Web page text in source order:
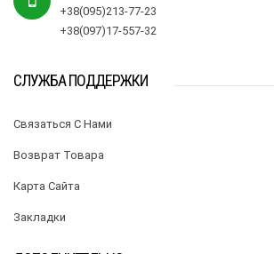
+38(095)213-77-23
+38(097)17-557-32
СЛУЖБА ПОДДЕРЖКИ
Связаться С Нами
Возврат Товара
Карта Сайта
Закладки